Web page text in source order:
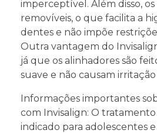
imperceptível. Além disso, os
removíveis, o que facilita a
dentes e não impõe
Outra vantagem do
já que os alinhadores são
suave e não causam irritação
Informações importantes
com Invisalign: O
indicado para adolescentes